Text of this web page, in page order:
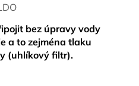
bez úpravy vody
a to zejména tlaku
(uhlíkový filtr).